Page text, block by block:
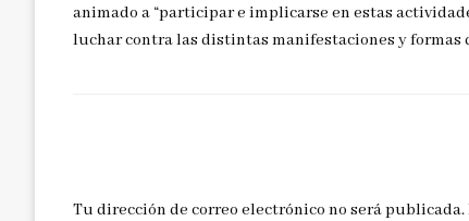
animado a “participar e implicarse en estas
luchar contra las distintas manifestaciones y formas
Tu dirección de correo electrónico no será publicada.